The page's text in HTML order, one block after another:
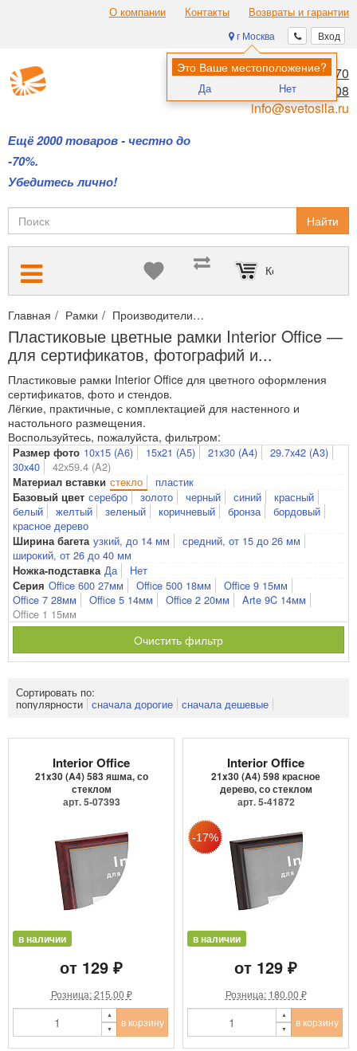
О компании Контакты Возвраты и гарантии
Вход
г Москва
Это Ваше местоположение?
Да Нет
Ещё 2000 товаров - честно до
-70%.
Убедитесь лично!
8 (495) 970-00-70
8 (800) 700-11-08
info@svetosila.ru
Найти
Корзина пуста
Главная Рамки Производители
Пластиковые цветные рамки Interior Office —
для сертификатов, фотографий и...
Пластиковые рамки Interior Office для цветного оформления
сертификатов, фото и стендов.
Лёгкие, практичные, с комплектацией для настенного и
настольного размещения.
Воспользуйтесь, пожалуйста, фильтром:
Размер фото 10x15 (А6) 15x21 (А5) 21x30 (A4)
29.7x42 (A3)
30x40
42x59.4 (A2)
Материал вставки стекло пластик
Базовый цвет серебро золото черный синий
красный
белый
желтый зеленый коричневый бронза
бордовый
красное дерево
Ширина багета узкий, до 14 мм
средний, от 15 до 26 мм
широкий, от 26 до 40 мм
Ножка-подставка Да Нет
Серия Office 600 27мм Office 500 18мм
Office 9 15мм
Office 7 28мм
Office 5 14мм Office 2 20мм
Arte 9C 14мм
Office 1 15мм
Очистить фильтр
Сортировать по:
популярности сначала дорогие сначала дешевые
Interior Office
21x30 (A4) 583 яшма, со
стеклом
арт. 5-07393
в наличии
от 129 ₽
Розница: 215.00 ₽
в корзину
Interior Office
21x30 (A4) 598 красное
дерево, со стеклом
арт. 5-41872
в наличии
от 129 ₽
Розница: 180.00 ₽
в корзину